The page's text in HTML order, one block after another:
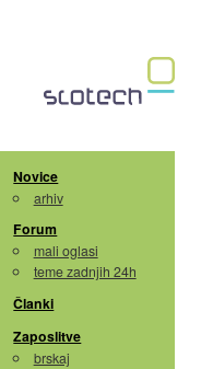
Novice
arhiv
Forum
mali oglasi
teme zadnjih 24h
Članki
Zaposlitve
brskaj